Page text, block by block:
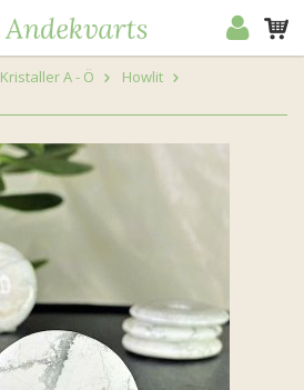
Kristaller A - Ö
Howlit